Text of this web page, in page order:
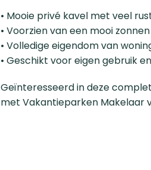
• Mooie privé kavel met veel
• Voorzien van een mooi
• Volledige eigendom van
• Geschikt voor eigen gebruik
Geïnteresseerd in deze
met Vakantieparken Makelaar